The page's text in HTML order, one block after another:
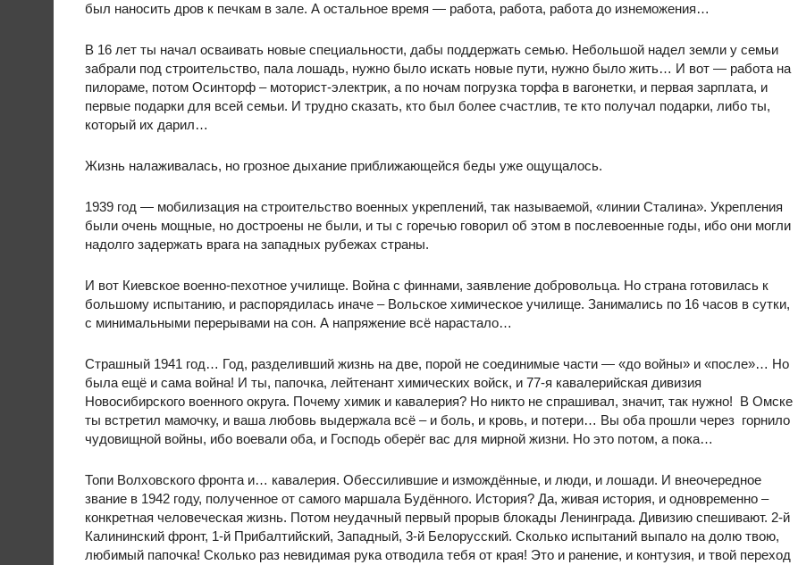
был наносить дров к печкам в зале. А остальное время — работа, работа, работа до изнеможения…
В 16 лет ты начал осваивать новые специальности, дабы поддержать семью. Небольшой надел земли у семьи
забрали под строительство, пала лошадь, нужно было искать новые пути, нужно было жить… И вот — работа на
пилораме, потом Осинторф – моторист-электрик, а по ночам погрузка торфа в вагонетки, и первая зарплата, и
первые подарки для всей семьи. И трудно сказать, кто был более счастлив, те кто получал подарки, либо ты,
который их дарил…
Жизнь налаживалась, но грозное дыхание приближающейся беды уже ощущалось.
1939 год — мобилизация на строительство военных укреплений, так называемой, «линии Сталина». Укрепления
были очень мощные, но достроены не были, и ты с горечью говорил об этом в послевоенные годы, ибо они могли
надолго задержать врага на западных рубежах страны.
И вот Киевское военно-пехотное училище. Война с финнами, заявление добровольца. Но страна готовилась к
большому испытанию, и распорядилась иначе – Вольское химическое училище. Занимались по 16 часов в сутки,
с минимальными перерывами на сон. А напряжение всё нарастало…
Страшный 1941 год… Год, разделивший жизнь на две, порой не соединимые части — «до войны» и «после»… Но
была ещё и сама война! И ты, папочка, лейтенант химических войск, и 77-я кавалерийская дивизия
Новосибирского военного округа. Почему химик и кавалерия? Но никто не спрашивал, значит, так нужно! В Омске
ты встретил мамочку, и ваша любовь выдержала всё – и боль, и кровь, и потери… Вы оба прошли через горнило
чудовищной войны, ибо воевали оба, и Господь оберёг вас для мирной жизни. Но это потом, а пока…
Топи Волховского фронта и… кавалерия. Обессилившие и измождённые, и люди, и лошади. И внеочередное
звание в 1942 году, полученное от самого маршала Будённого. История? Да, живая история, и одновременно –
конкретная человеческая жизнь. Потом неудачный первый прорыв блокады Ленинграда. Дивизию спешивают. 2-й
Калининский фронт, 1-й Прибалтийский, Западный, 3-й Белорусский. Сколько испытаний выпало на долю твою,
любимый папочка! Сколько раз невидимая рука отводила тебя от края! Это и ранение, и контузия, и твой переход